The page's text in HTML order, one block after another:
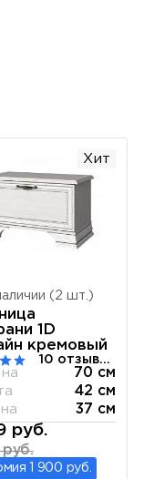
Хит
(2 шт.)
1D
кремовый
10 отзывов
70 см
42 см
37 см
руб.
руб.
1 900 руб.